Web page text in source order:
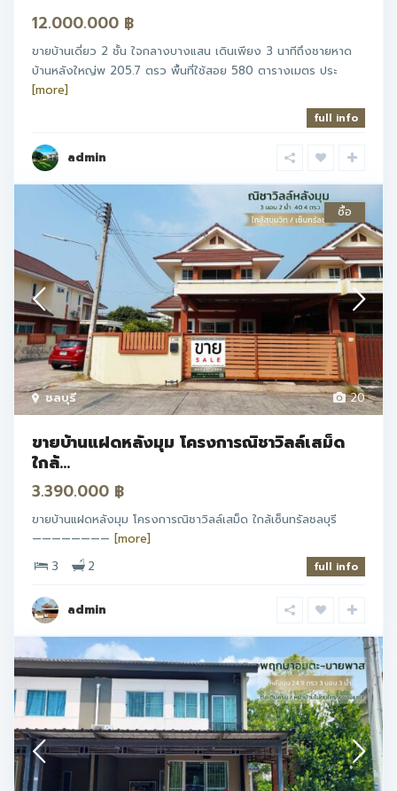
12.000.000 ฿
ขายบ้านเดี่ยว 2 ชั้น ใจกลางบางแสน เดินเพียง 3 นาทีถึงชายหาด
บ้านหลังใหญ่พ 205.7 ตรว พื้นที่ใช้สอย 580 ตารางเมตร ประ
[more]
full info
admin
20
ชลบุรี
ซื้อ
ขายบ้านแฝดหลังมุม โครงการณิชาวิลล์เสม็ด
ใกล้...
3.390.000 ฿
ขายบ้านแฝดหลังมุม โครงการณิชาวิลล์เสม็ด ใกล้เซ็นทรัลชลบุรี
———————— [more]
3
2 full info
admin